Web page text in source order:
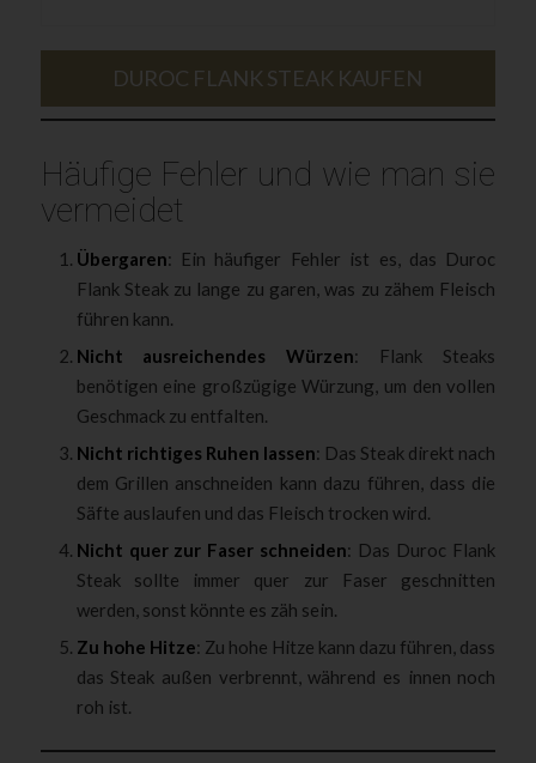
DUROC FLANK STEAK KAUFEN
Häufige Fehler und wie man sie
vermeidet
Übergaren: Ein häufiger Fehler ist es, das Duroc
Flank Steak zu lange zu garen, was zu zähem Fleisch
führen kann.
Nicht ausreichendes Würzen: Flank Steaks
benötigen eine großzügige Würzung, um den vollen
Geschmack zu entfalten.
Nicht richtiges Ruhen lassen: Das Steak direkt nach
dem Grillen anschneiden kann dazu führen, dass die
Säfte auslaufen und das Fleisch trocken wird.
Nicht quer zur Faser schneiden: Das Duroc Flank
Steak sollte immer quer zur Faser geschnitten
werden, sonst könnte es zäh sein.
Zu hohe Hitze: Zu hohe Hitze kann dazu führen, dass
das Steak außen verbrennt, während es innen noch
roh ist.